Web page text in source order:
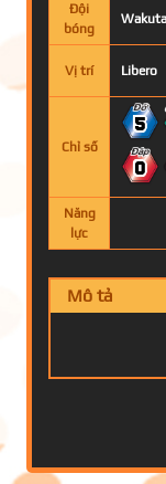
Đội
bóng
Vị trí Libero
Chỉ số
5
0
Năng
lực
Mô tả